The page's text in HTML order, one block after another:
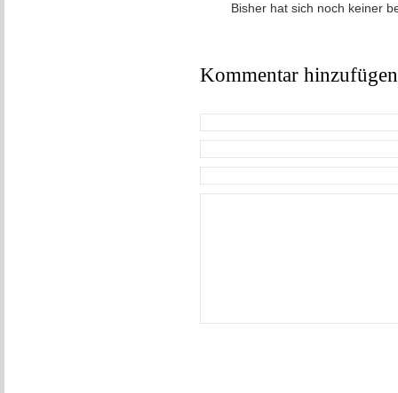
Bisher hat sich noch keiner
Kommentar hinzufügen